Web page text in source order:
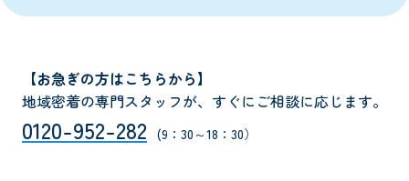
【お急ぎの方はこちらから】
地域密着の専門スタッフが、すぐにご相談に応じます。
0120-952-282 (9：30～18：30）